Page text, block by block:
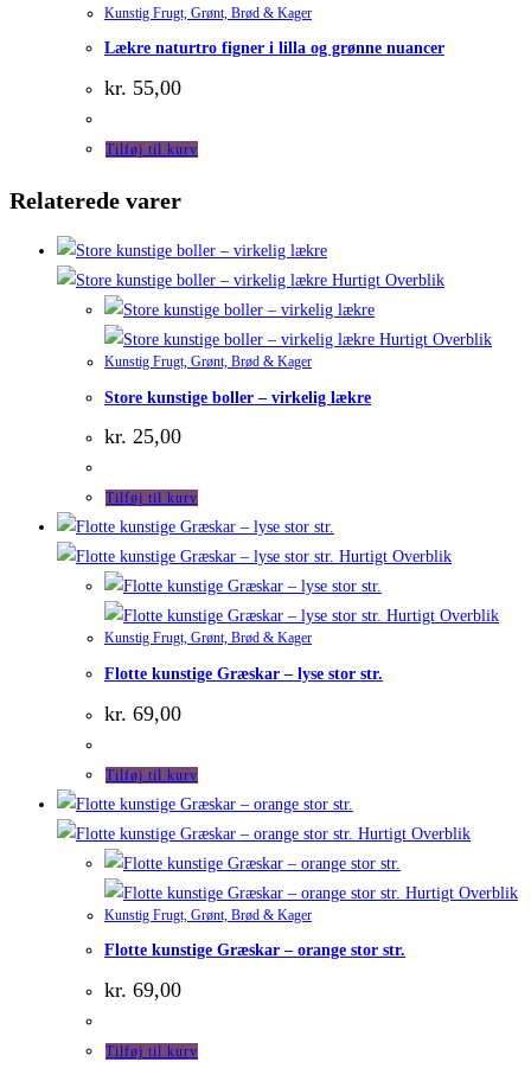
Kunstig Frugt, Grønt, Brød & Kager
Lækre naturtro figner i lilla og grønne nuancer
kr. 55,00
Tilføj til kurv
Relaterede varer
Hurtigt Overblik
Hurtigt Overblik
Kunstig Frugt, Grønt, Brød & Kager
Store kunstige boller – virkelig lækre
kr. 25,00
Tilføj til kurv
Hurtigt Overblik
Hurtigt Overblik
Kunstig Frugt, Grønt, Brød & Kager
Flotte kunstige Græskar – lyse stor str.
kr. 69,00
Tilføj til kurv
Hurtigt Overblik
Hurtigt Overblik
Kunstig Frugt, Grønt, Brød & Kager
Flotte kunstige Græskar – orange stor str.
kr. 69,00
Tilføj til kurv